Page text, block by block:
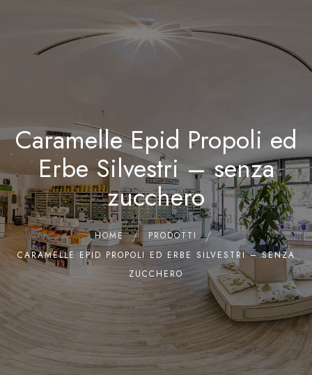
Shop
Olii Essenziali
Contatti
0
Caramelle Epid Propoli ed
Erbe Silvestri – senza
zucchero
HOME
PRODOTTI
CARAMELLE EPID PROPOLI ED ERBE SILVESTRI – SENZA
ZUCCHERO